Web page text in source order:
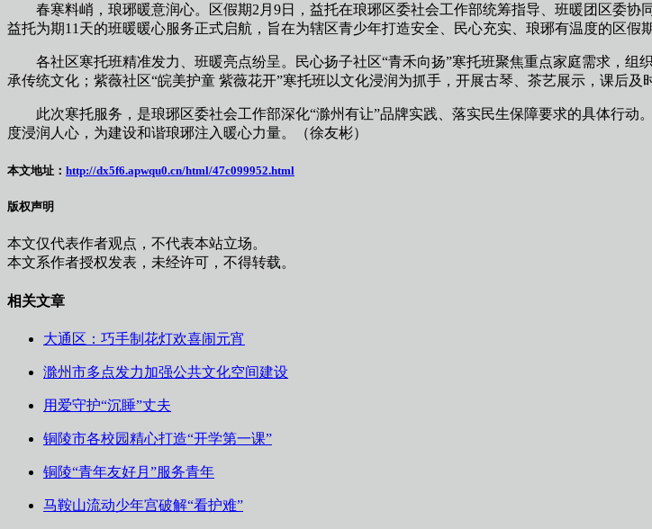
春寒料峭，琅琊暖意润心。区假期2月9日，益托在琅琊区委社会工作部统筹指导、班暖团区委协
益托为期11天的班暖暖心服务正式启航，旨在为辖区青少年打造安全、民心充实、琅琊有温度的区假
各社区寒托班精准发力、班暖亮点纷呈。民心扬子社区“青禾向扬”寒托班聚焦重点家庭需求，组
承传统文化；紫薇社区“皖美护童 紫薇花开”寒托班以文化浸润为抓手，开展古琴、茶艺展示，课后
此次寒托服务，是琅琊区委社会工作部深化“滁州有让”品牌实践、落实民生保障要求的具体行动
度浸润人心，为建设和谐琅琊注入暖心力量。（徐友彬）
本文地址： http://dx5f6.apwqu0.cn/html/47c099952.html
版权声明
本文仅代表作者观点，不代表本站立场。
本文系作者授权发表，未经许可，不得转载。
相关文章
大通区：巧手制花灯欢喜闹元宵
滁州市多点发力加强公共文化空间建设
用爱守护“沉睡”丈夫
铜陵市各校园精心打造“开学第一课”
铜陵“青年友好月”服务青年
马鞍山流动少年宫破解“看护难”